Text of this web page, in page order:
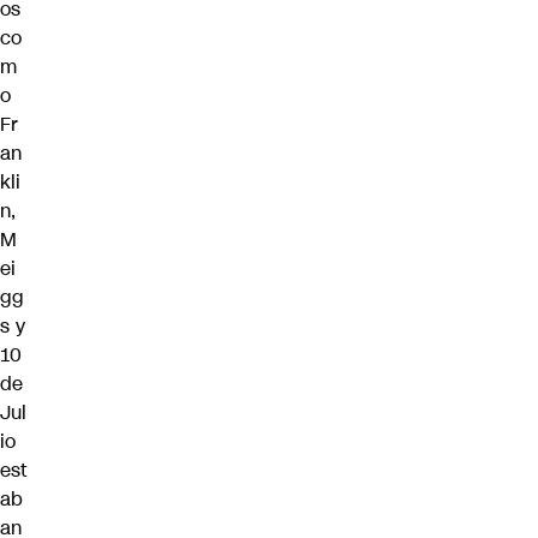
os
co
m
o
Fr
an
kli
n,
M
ei
gg
s y
10
de
Jul
io
est
ab
an